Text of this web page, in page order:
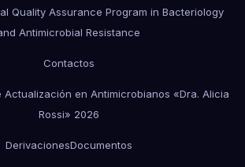
Quality Assurance Program in Bacteriology
Antimicrobial Resistance
Contactos
Actualización en Antimicrobianos «Dra. Alicia
Rossi» 2026
DerivacionesDocumentos